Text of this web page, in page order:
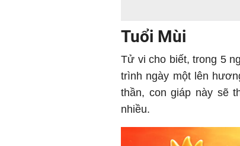
Tuổi Mùi
Tử vi cho biết, trong 5
trình ngày một lên
thần, con giáp này sẽ
nhiều.